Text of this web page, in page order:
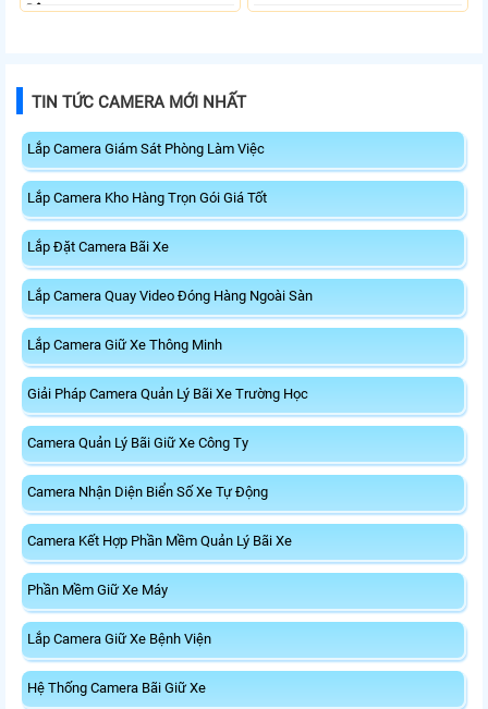
Động.
TIN TỨC CAMERA MỚI NHẤT
Lắp Camera Giám Sát Phòng Làm Việc
Lắp Camera Kho Hàng Trọn Gói Giá Tốt
Lắp Đặt Camera Bãi Xe
Lắp Camera Quay Video Đóng Hàng Ngoài Sàn
Lắp Camera Giữ Xe Thông Minh
Giải Pháp Camera Quản Lý Bãi Xe Trường Học
Camera Quản Lý Bãi Giữ Xe Công Ty
Camera Nhận Diện Biển Số Xe Tự Động
Camera Kết Hợp Phần Mềm Quản Lý Bãi Xe
Phần Mềm Giữ Xe Máy
Lắp Camera Giữ Xe Bệnh Viện
Hệ Thống Camera Bãi Giữ Xe